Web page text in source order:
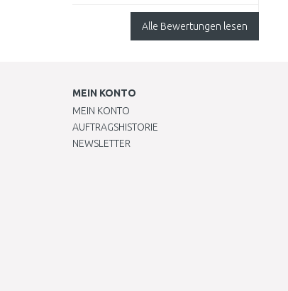
Baumarkt-Produkt
lohnt sich allemal.
Alle Bewertungen lesen
MEIN KONTO
MEIN KONTO
AUFTRAGSHISTORIE
NEWSLETTER